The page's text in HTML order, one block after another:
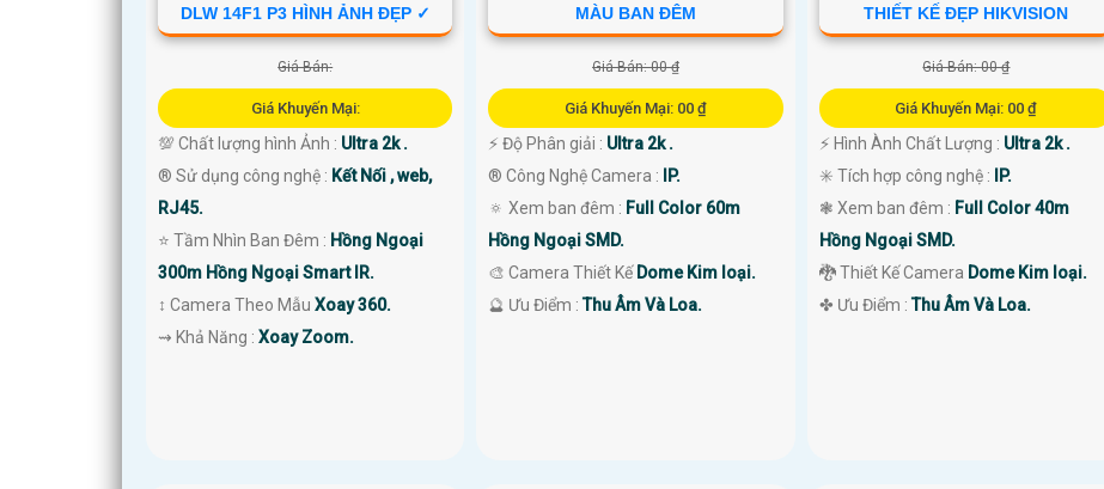
DLW 14F1 P3 HÌNH ẢNH ĐẸP ✓
Giá Bán:
Giá Khuyến Mại:
💯 Chất lượng hình Ảnh : Ultra 2k .
®️ Sử dụng công nghệ : Kết Nối , web,
RJ45.
⭐ Tầm Nhìn Ban Đêm : Hồng Ngoại
300m Hồng Ngoại Smart IR.
↕️ Camera Theo Mẫu Xoay 360.
️⇝ Khả Năng : Xoay Zoom.
MÀU BAN ĐÊM
Giá Bán: 00 ₫
Giá Khuyến Mại: 00 ₫
️⚡ Độ Phân giải : Ultra 2k .
®️ Công Nghệ Camera :
IP.
🔅 Xem ban đêm : Full Color 60m
Hồng Ngoại SMD.
🎨 Camera Thiết Kế Dome Kim loại.
️🔮 Ưu Điểm :Thu Âm Và Loa.
THIẾT KẾ ĐẸP HIKVISION
Giá Bán: 00 ₫
Giá Khuyến Mại: 00 ₫
️⚡ Hình Ành Chất Lượng : Ultra 2k .
✳️ Tích hợp công nghệ :
IP.
❃ Xem ban đêm : Full Color 40m
Hồng Ngoại SMD.
🐉️ Thiết Kế Camera Dome Kim loại.
️✤ Ưu Điểm :Thu Âm Và Loa.